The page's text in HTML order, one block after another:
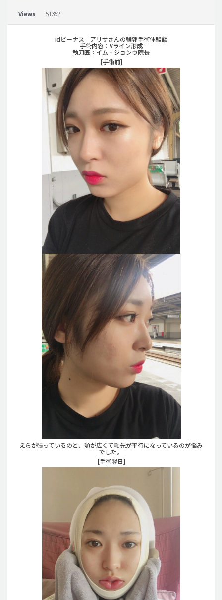
ご相談のお問い合わせ
Views 51352
idビーナス アリサさんの輪郭手術体験談
手術内容：Vライン形成
執刀医：イム・ジョンウ院長
[手術前]
えらが張っているのと、顎が広くて顎先が平行になっているのが悩み
でした。
[手術翌日]